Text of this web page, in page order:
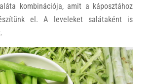
kombinációja, amit a káposztához
el. A leveleket salátaként is